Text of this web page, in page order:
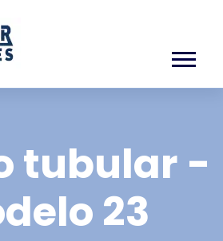
tubular -
23